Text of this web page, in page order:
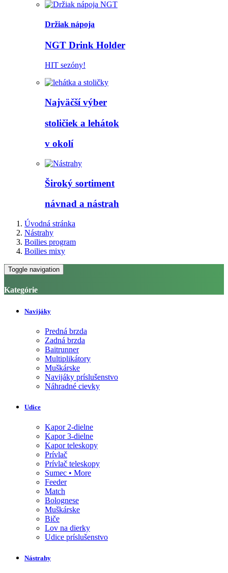
Držiak nápoja
NGT Drink Holder
HIT sezóny!
Najväčší výber
stoličiek a lehátok
v okolí
Široký sortiment
návnad a nástrah
Úvodná stránka
Nástrahy
Boilies program
Boilies mixy
Toggle navigation
Kategórie
Navijáky
Predná brzda
Zadná brzda
Baitrunner
Multiplikátory
Muškárske
Navijáky príslušenstvo
Náhradné cievky
Udice
Kapor 2-dielne
Kapor 3-dielne
Kapor teleskopy
Prívlač
Prívlač teleskopy
Sumec • More
Feeder
Match
Bolognese
Muškárske
Biče
Lov na dierky
Udice príslušenstvo
Nástrahy